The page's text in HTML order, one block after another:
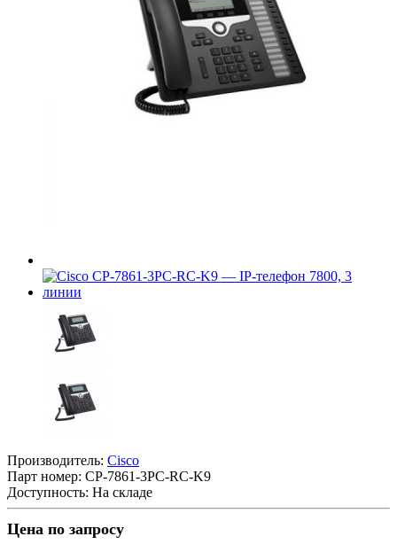
Производитель: Cisco
Парт номер: CP-7861-3PC-RC-K9
Доступность: На складе
Цена по запросу